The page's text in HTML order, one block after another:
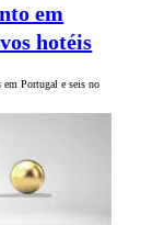
em
hotéis
Portugal e seis no